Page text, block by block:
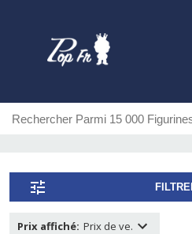
Prix affiché: Prix de ve.